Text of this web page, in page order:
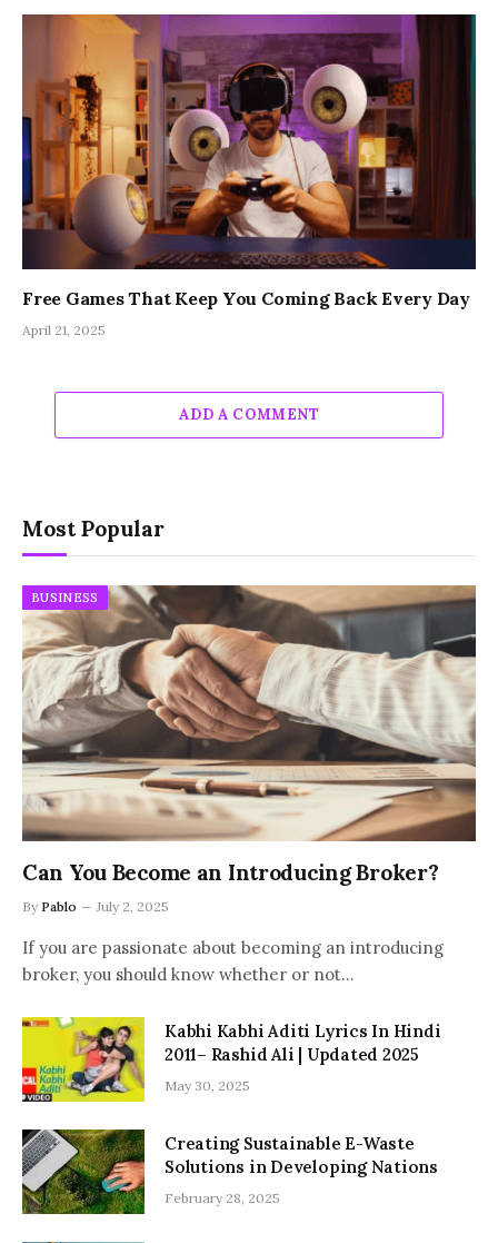
Free Games That Keep You Coming Back Every Day
April 21, 2025
ADD A COMMENT
Most Popular
BUSINESS
Can You Become an Introducing Broker?
By Pablo July 2, 2025
If you are passionate about becoming an introducing
broker, you should know whether or not…
Kabhi Kabhi Aditi Lyrics In Hindi
2011– Rashid Ali | Updated 2025
May 30, 2025
Creating Sustainable E-Waste
Solutions in Developing Nations
February 28, 2025